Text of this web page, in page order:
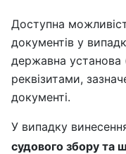
Доступна
документів у
державна
реквізитами,
документі.
У випадку
судового збору